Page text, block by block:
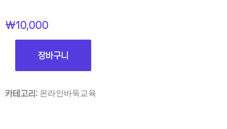
₩10,000
장바구니
카테고리: 온라인바둑교육